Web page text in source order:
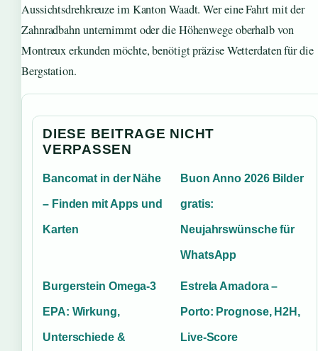
Aussichtsdrehkreuze im Kanton Waadt. Wer eine Fahrt mit der
Zahnradbahn unternimmt oder die Höhenwege oberhalb von
Montreux erkunden möchte, benötigt präzise Wetterdaten für die
Bergstation.
DIESE BEITRAGE NICHT
VERPASSEN
Bancomat in der Nähe
– Finden mit Apps und
Karten
Buon Anno 2026 Bilder
gratis:
Neujahrswünsche für
WhatsApp
Burgerstein Omega-3
EPA: Wirkung,
Unterschiede &
Estrela Amadora –
Porto: Prognose, H2H,
Live-Score